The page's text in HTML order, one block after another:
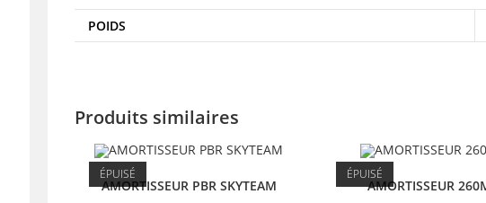
POIDS
Produits similaires
ÉPUISÉ
AMORTISSEUR PBR SKYTEAM
ÉPUISÉ
AMORTISSEUR